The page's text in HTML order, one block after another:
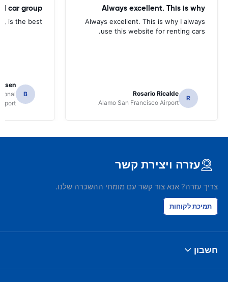
Always excellent. This is why
Always excellent. This is why I always
use this website for renting cars.
R
Rosario Ricalde
Alamo San Francisco Airport
car group
is the best.
B
עזרה ויצירת קשר
צריך עזרה? אנא צור קשר עם מומחי ההשכרה שלנו.
תמיכת לקוחות
חשבון